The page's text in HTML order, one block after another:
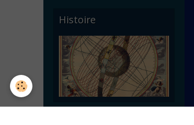
Histoire